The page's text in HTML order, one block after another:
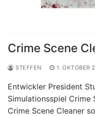
Crime Scene
STEFFEN 1. OKTOBER
Entwickler President
Simulationsspiel Crime
Crime Scene Cleaner